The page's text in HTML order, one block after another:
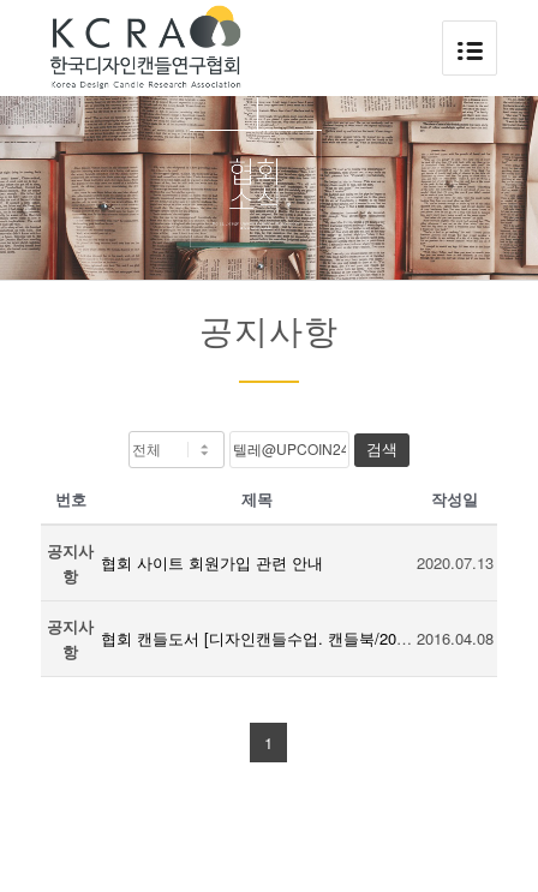
공지사항
검색
번호 제목 작성일
공지사
항
협회 사이트 회원가입 관련 안내 2020.07.13
공지사
항
협회 캔들도서 [디자인캔들수업. 캔들북/2015 청출판] 출간 2016.04.08
1